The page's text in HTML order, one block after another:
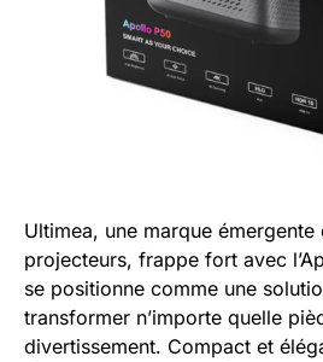
Ultimea, une marque émergente
projecteurs, frappe fort avec
se positionne comme une
transformer n’importe quelle
divertissement. Compact et